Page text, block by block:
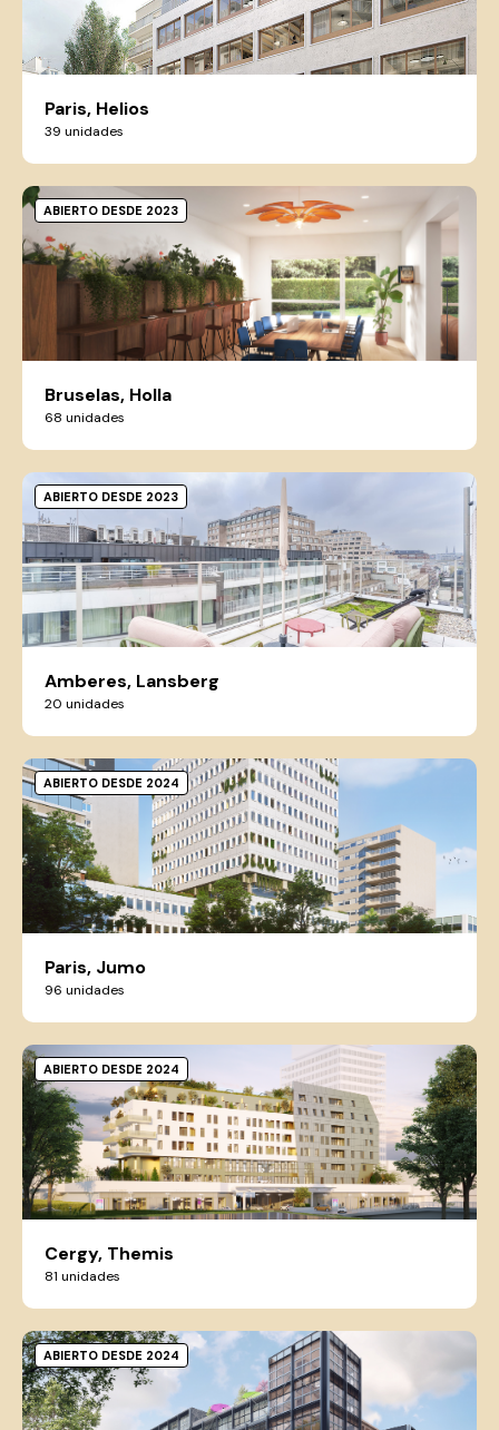
Paris, Helios
39 unidades
Bruselas, Holla
68 unidades
ABIERTO DESDE 2023
Amberes, Lansberg
20 unidades
ABIERTO DESDE 2023
Paris, Jumo
96 unidades
ABIERTO DESDE 2024
Cergy, Themis
81 unidades
ABIERTO DESDE 2024
ABIERTO DESDE 2024